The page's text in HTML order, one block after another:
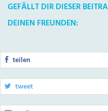
GEFÄLLT DIR DIESER
DEINEN FREUNDEN:
teilen
tweet